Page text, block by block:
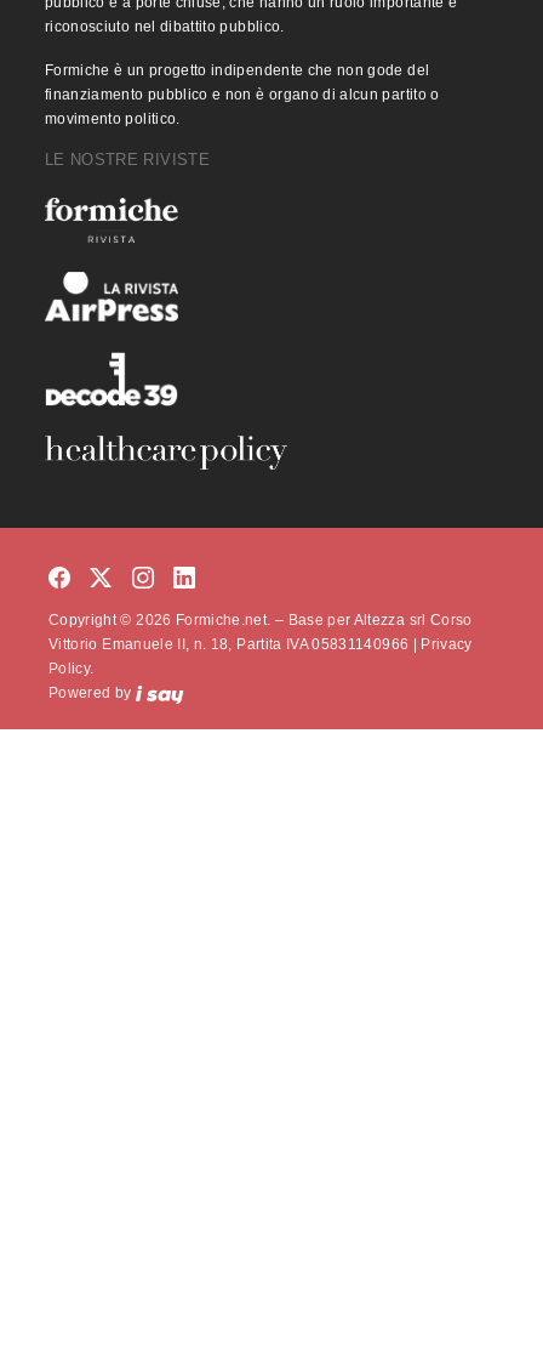
riconosciuto nel dibattito pubblico.
Formiche è un progetto indipendente che non gode del
finanziamento pubblico e non è organo di alcun partito o
movimento politico.
LE NOSTRE RIVISTE
Copyright © 2026 Formiche.net. – Base per Altezza srl Corso
Vittorio Emanuele II, n. 18, Partita IVA 05831140966 |
Privacy
Policy.
Powered by